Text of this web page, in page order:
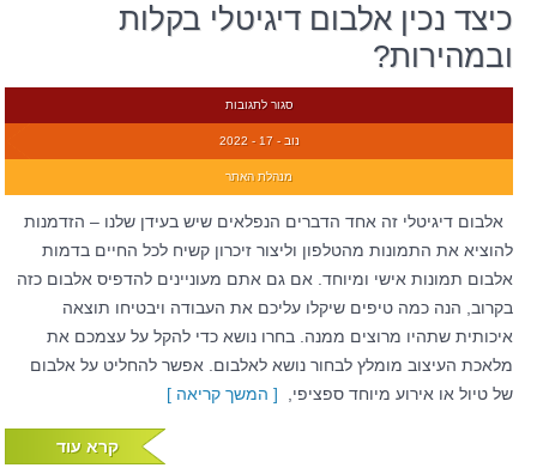
כיצד נכין אלבום דיגיטלי בקלות
ובמהירות?
סגור לתגובות
נוב - 17 - 2022
מנהלת האתר
אלבום דיגיטלי זה אחד הדברים הנפלאים שיש בעידן שלנו – הזדמנות
להוציא את התמונות מהטלפון וליצור זיכרון קשיח לכל החיים בדמות
אלבום תמונות אישי ומיוחד. אם גם אתם מעוניינים להדפיס אלבום כזה
בקרוב, הנה כמה טיפים שיקלו עליכם את העבודה ויבטיחו תוצאה
איכותית שתהיו מרוצים ממנה. בחרו נושא כדי להקל על עצמכם את
מלאכת העיצוב מומלץ לבחור נושא לאלבום. אפשר להחליט על אלבום
של טיול או אירוע מיוחד ספציפי, [ המשך קריאה ]
קרא עוד